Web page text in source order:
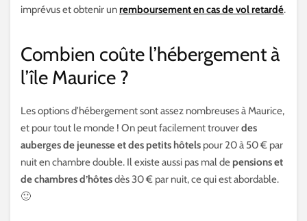
imprévus et obtenir unremboursement en cas de vol retardé.
Combien coûte l’hébergement à
l’île Maurice ?
Les options d’hébergement sont assez nombreuses à Maurice,
et pour tout le monde ! On peut facilement trouverdes
auberges de jeunesse et des petits hôtels pour 20 à 50 € par
nuit en chambre double. Il existe aussi pas mal de pensions et
de chambres d’hôtesdès 30 € par nuit, ce qui est abordable.
🙂